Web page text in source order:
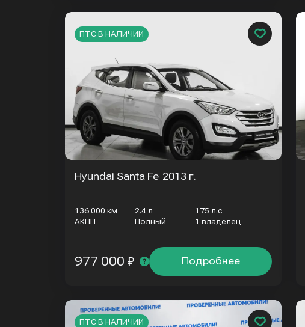
ПТС В НАЛИЧИИ
Hyundai Santa Fe 2013 г.
136 000 км 2.4 л
175 л.с
АКПП
Полный 1 владелец
Подробнее
977 000 ₽
ПТС В НАЛИЧИИ